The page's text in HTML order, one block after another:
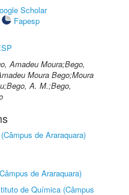
Scholar
Fapesp
Amadeu Moura;Bego,
Moura Bego;Moura
A. M.;Bego,
de Araraquara)
de Araraquara)
de Química (Câmpus